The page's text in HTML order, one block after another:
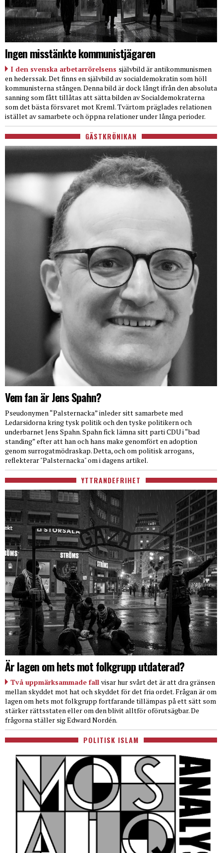
Ingen misstänkte kommunistjägaren
I den svenska arbetarrörelsens självbild är antikommunismen
en hederssak. Det finns en självbild av socialdemokratin som höll
kommunisterna stången. Denna bild är dock långt ifrån den absoluta
sanning som fått tillåtas att sätta bilden av Socialdemokraterna
som det bästa försvaret mot Kreml. Tvärtom präglades relationen
istället av samarbete och öppna relationer under långa perioder.
GÄSTKRÖNIKAN
Vem fan är Jens Spahn?
Pseudonymen “Palsternacka” inleder sitt samarbete med
Ledarsidorna kring tysk politik och den tyske politikern och
underbarnet Jens Spahn. Spahn fick lämna sitt parti CDU i “bad
standing” efter att han och hans make genomfört en adoption
genom surrogatmödraskap. Detta, och om politisk arrogans,
reflekterar "Palsternacka" om i dagens artikel.
YTTRANDEFRIHET
Är lagen om hets mot folkgrupp utdaterad?
Två uppmärksammade fall visar hur svårt det är att dra gränsen
mellan skyddet mot hat och skyddet för det fria ordet. Frågan är om
lagen om hets mot folkgrupp fortfarande tillämpas på ett sätt som
stärker rättsstaten eller om den blivit alltför oförutsägbar. De
frågorna ställer sig Edward Nordén.
POLITISK ISLAM